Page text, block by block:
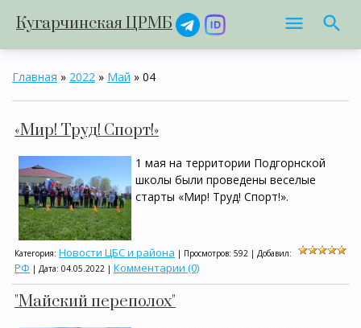
Кугарчинская ЦРМБ
Главная » 2022 » Май » 04
«Мир! Труд! Спорт!»
1 мая на территории Подгорнской
школы были проведены веселые
старты «Мир! Труд! Спорт!».
Категория: Новости ЦБС и района | Просмотров: 592 | Добавил:
РФ | Дата: 04.05.2022 | Комментарии (0)
"Майский переполох"